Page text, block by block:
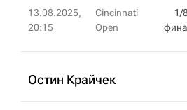
13.08.2025,
20:15
Cincinnati
Open
1/8
Остин Крайчек